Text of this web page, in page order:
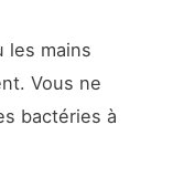
les mains
Vous ne
bactéries à